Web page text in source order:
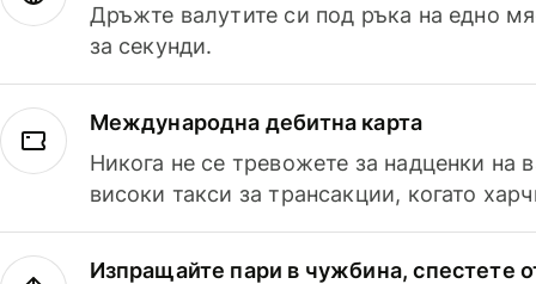
Дръжте валутите си под ръка на едно
за секунди.
Международна дебитна карта
Никога не се тревожете за надценки на
високи такси за трансакции, когато
Изпращайте пари в чужбина, спестете